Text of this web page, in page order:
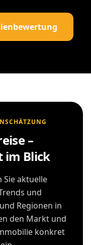
–
im Blick
Sie aktuelle
und
Regionen in
den Markt und
konkret